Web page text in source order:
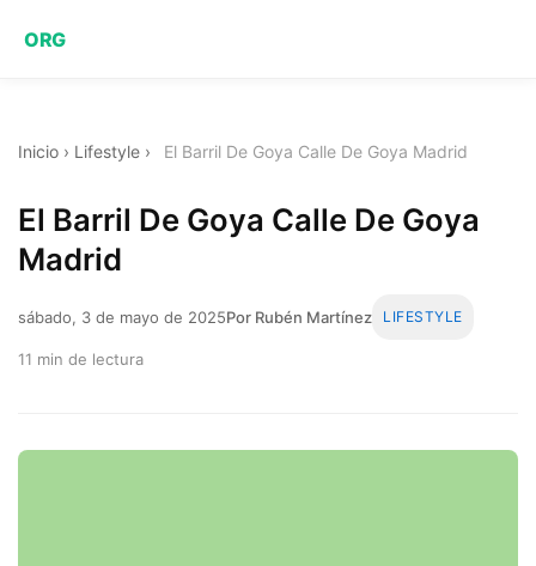
ORG
Inicio › Lifestyle › El Barril De Goya Calle De Goya Madrid
El Barril De Goya Calle De Goya
Madrid
sábado, 3 de mayo de 2025Por Rubén Martínez LIFESTYLE
11 min de lectura